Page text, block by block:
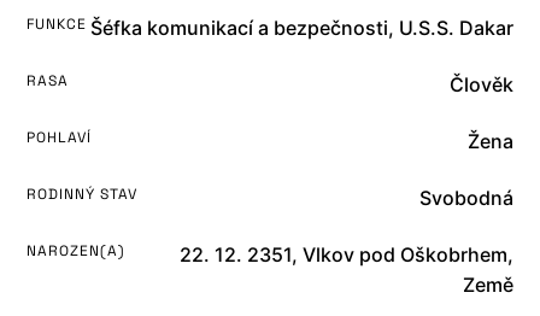
FUNKCE Šéfka komunikací a bezpečnosti, U.S.S. Dakar
RASA Člověk
POHLAVÍ Žena
RODINNÝ STAV Svobodná
NAROZEN(A)
22. 12. 2351, Vlkov pod Oškobrhem,
Země